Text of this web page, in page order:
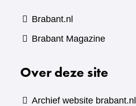
Brabant.nl
Brabant Magazine(verwijst
een
website)
Over deze site
Archief website brabant.nl